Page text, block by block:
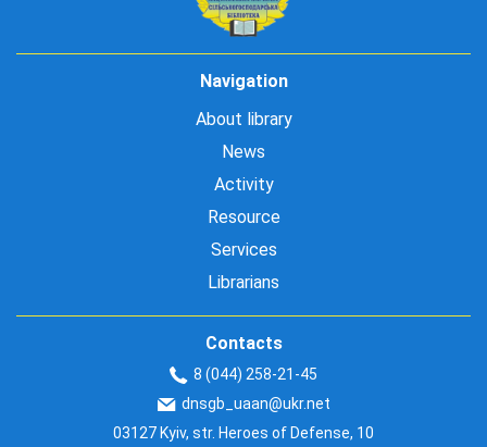
Navigation
About library
News
Activity
Resource
Services
Librarians
Contacts
8 (044) 258-21-45
dnsgb_uaan@ukr.net
03127 Kyiv, str. Heroes of Defense, 10